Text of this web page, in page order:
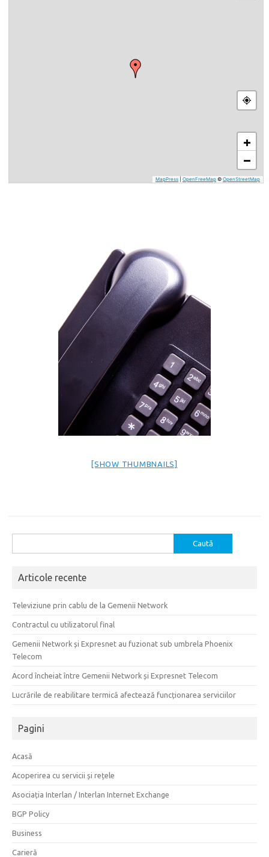
+
−
MapPress OpenFreeMap © OpenStreetMap
[SHOW THUMBNAILS]
după:
Articole recente
Televiziune prin cablu de la Gemenii Network
Contractul cu utilizatorul final
Gemenii Network și Expresnet au fuzionat sub umbrela Phoenix
Telecom
Acord încheiat între Gemenii Network și Expresnet Telecom
Lucrările de reabilitare termică afectează funcționarea serviciilor
Pagini
Acasă
Acoperirea cu servicii și rețele
Asociația Interlan / Interlan Internet Exchange
BGP Policy
Business
Carieră